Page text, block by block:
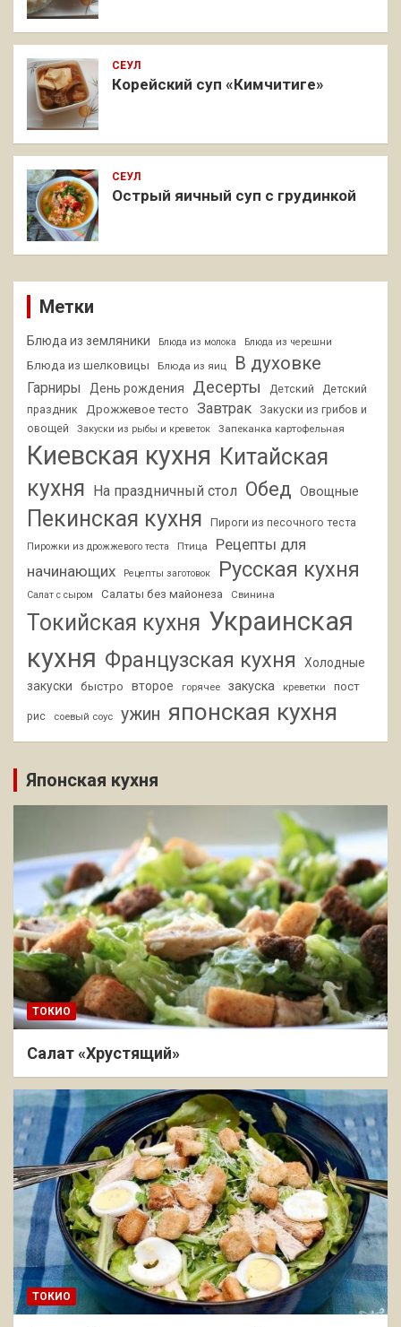
СЕУЛ
Корейский суп «Кимчитиге»
СЕУЛ
Острый яичный суп с грудинкой
Метки
Блюда из земляники Блюда из молока Блюда из черешни
Блюда из шелковицы Блюда из яиц В духовке
Гарниры День рождения Десерты Детский
Детский
праздник
Дрожжевое тесто Завтрак
Закуски из грибов и
овощей
Закуски из рыбы и креветок Запеканка картофельная
Киевская кухня Китайская
кухня На праздничный стол Обед Овощные
Пекинская кухня Пироги из песочного теста
Пирожки из дрожжевого теста Птица
Рецепты для
начинающих
Рецепты заготовок Русская кухня
Салат с сыром Салаты без майонеза Свинина
Токийская кухня Украинская
кухня Французская кухня
Холодные
закуски
быстро второе горячее закуска креветки пост
рис соевый соус ужин японская кухня
Японская кухня
ТОКИО
Салат «Хрустящий»
ТОКИО